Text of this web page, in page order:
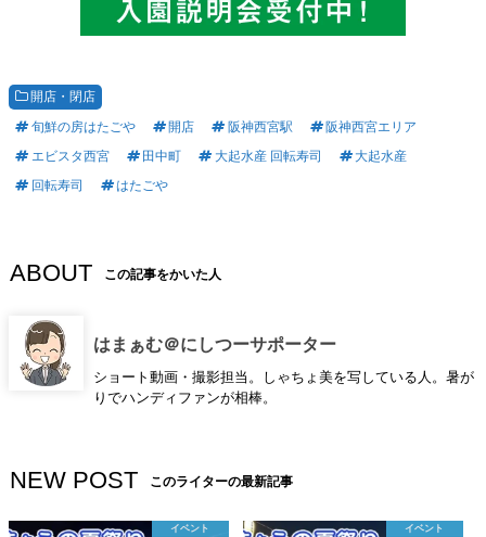
開店・閉店
旬鮮の房はたごや
開店 阪神西宮駅
阪神西宮エリア
エビスタ西宮
田中町 大起水産 回転寿司
大起水産
回転寿司
はたごや
ABOUT この記事をかいた人
はまぁむ＠にしつーサポーター
ショート動画・撮影担当。しゃちょ美を写している人。暑が
りでハンディファンが相棒。
NEW POST このライターの最新記事
イベント イベント